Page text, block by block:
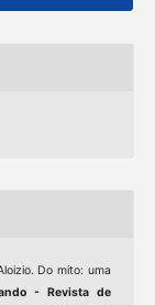
Do mito: uma
- Revista de